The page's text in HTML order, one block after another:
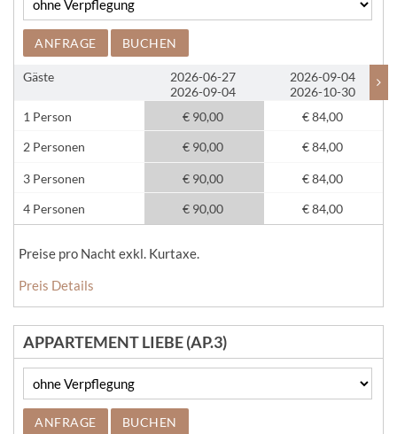
ANFRAGE BUCHEN
Gäste
1 Person
2 Personen
3 Personen
4 Personen
2026-06-27
2026-09-04
€ 90,00
€ 90,00
€ 90,00
€ 90,00
2026-09-04
2026-10-30
€ 84,00
€ 84,00
€ 84,00
€ 84,00
Preise pro Nacht exkl. Kurtaxe.
Preis Details
APPARTEMENT LIEBE (AP.3)
ANFRAGE BUCHEN